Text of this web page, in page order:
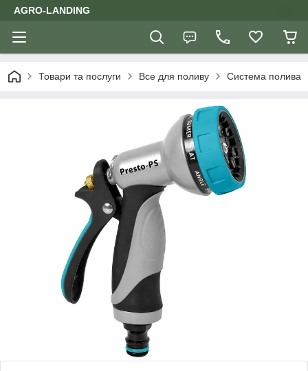
AGRO-LANDING
Товари та послуги Все для поливу Система полива